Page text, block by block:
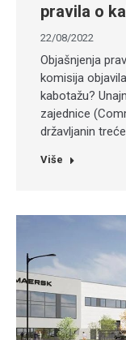
pravila o
22/08/2022
Objašnjenja
komisija
kabotažu?
zajednice
državljanin
Više